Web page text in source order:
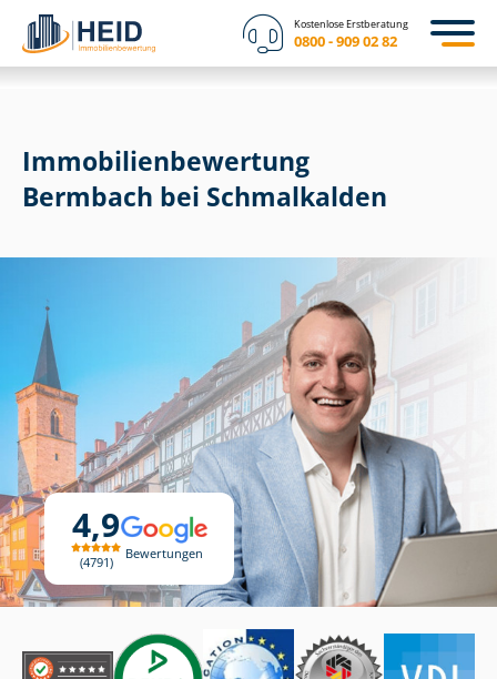
Kostenlose Erstberatung
0800 - 909 02 82
4,9
4791
Bewertungen
Immobilien­bewertung
Bermbach bei Schmalkalden